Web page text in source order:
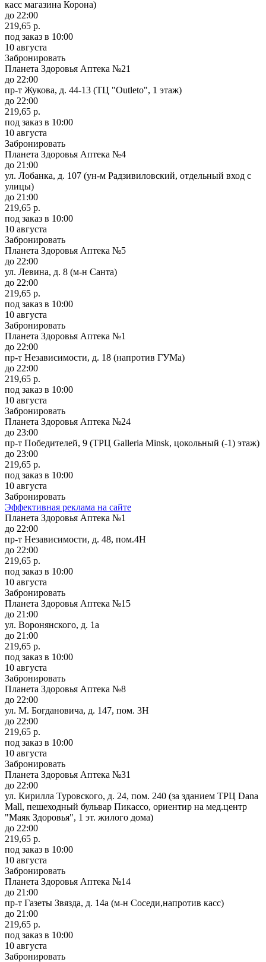
касс магазина Корона)
до 22:00
219,65 р.
под заказ в 10:00
10 августа
Забронировать
Планета Здоровья Аптека №21
до 22:00
пр-т Жукова, д. 44-13 (ТЦ "Outleto", 1 этаж)
до 22:00
219,65 р.
под заказ в 10:00
10 августа
Забронировать
Планета Здоровья Аптека №4
до 21:00
ул. Лобанка, д. 107 (ун-м Радзивиловский, отдельный вход с
улицы)
до 21:00
219,65 р.
под заказ в 10:00
10 августа
Забронировать
Планета Здоровья Аптека №5
до 22:00
ул. Левина, д. 8 (м-н Санта)
до 22:00
219,65 р.
под заказ в 10:00
10 августа
Забронировать
Планета Здоровья Аптека №1
до 22:00
пр-т Независимости, д. 18 (напротив ГУМа)
до 22:00
219,65 р.
под заказ в 10:00
10 августа
Забронировать
Планета Здоровья Аптека №24
до 23:00
пр-т Победителей, 9 (ТРЦ Galleria Minsk, цокольный (-1) этаж)
до 23:00
219,65 р.
под заказ в 10:00
10 августа
Забронировать
Эффективная реклама на сайте
Планета Здоровья Аптека №1
до 22:00
пр-т Независимости, д. 48, пом.4Н
до 22:00
219,65 р.
под заказ в 10:00
10 августа
Забронировать
Планета Здоровья Аптека №15
до 21:00
ул. Воронянского, д. 1а
до 21:00
219,65 р.
под заказ в 10:00
10 августа
Забронировать
Планета Здоровья Аптека №8
до 22:00
ул. М. Богдановича, д. 147, пом. 3Н
до 22:00
219,65 р.
под заказ в 10:00
10 августа
Забронировать
Планета Здоровья Аптека №31
до 22:00
ул. Кирилла Туровского, д. 24, пом. 240 (за зданием ТРЦ Dana
Mall, пешеходный бульвар Пикассо, ориентир на мед.центр
"Маяк Здоровья", 1 эт. жилого дома)
до 22:00
219,65 р.
под заказ в 10:00
10 августа
Забронировать
Планета Здоровья Аптека №14
до 21:00
пр-т Газеты Звязда, д. 14а (м-н Соседи,напротив касс)
до 21:00
219,65 р.
под заказ в 10:00
10 августа
Забронировать